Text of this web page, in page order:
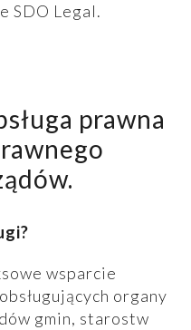
SDO Legal.
prawna
wsparcie
organy
gmin, starostw